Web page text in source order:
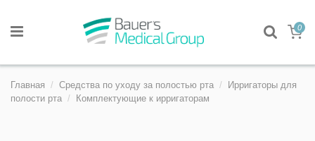
0
Главная Средства по уходу за полостью рта
Ирригаторы для
полости рта
Комплектующие к ирригаторам